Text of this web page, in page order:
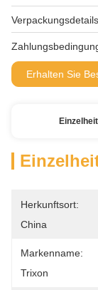
Erhalten Sie
Herkunftsort:
China
Markenname:
Trixon